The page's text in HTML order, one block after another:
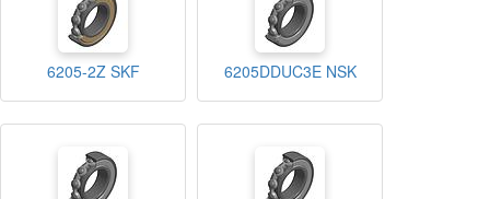
6205-2Z SKF 6205DDUC3E NSK